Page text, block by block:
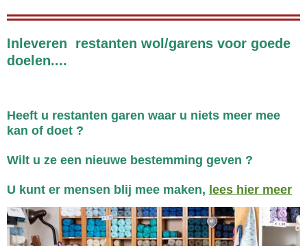
Inleveren restanten wol/garens voor goede
doelen....
Heeft u restanten garen waar u niets meer mee
kan of doet ?
Wilt u ze een nieuwe bestemming geven ?
U kunt er mensen blij mee maken, lees hier meer